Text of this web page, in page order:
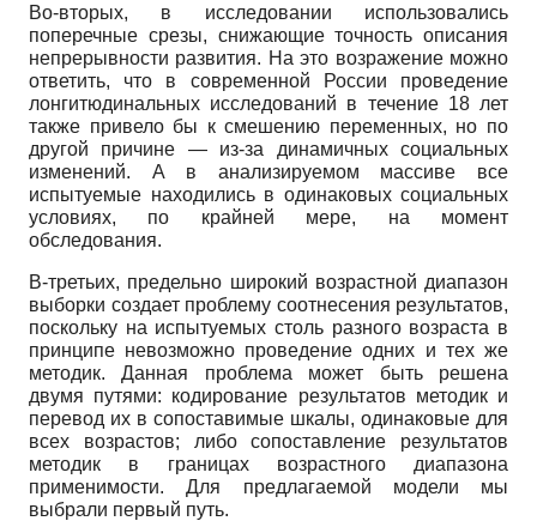
Во-вторых, в исследовании использовались
поперечные срезы, снижающие точность описания
непрерывности развития. На это возражение можно
ответить, что в современной России проведение
лонгитюдинальных исследований в течение 18 лет
также привело бы к смешению переменных, но по
другой причине — из-за динамичных социальных
изменений. А в анализируемом массиве все
испытуемые находились в одинаковых социальных
условиях, по крайней мере, на момент
обследования.
В-третьих, предельно широкий возрастной диапазон
выборки создает проблему соотнесения результатов,
поскольку на испытуемых столь разного возраста в
принципе невозможно проведение одних и тех же
методик. Данная проблема может быть решена
двумя путями: кодирование результатов методик и
перевод их в сопоставимые шкалы, одинаковые для
всех возрастов; либо сопоставление результатов
методик в границах возрастного диапазона
применимости. Для предлагаемой модели мы
выбрали первый путь.